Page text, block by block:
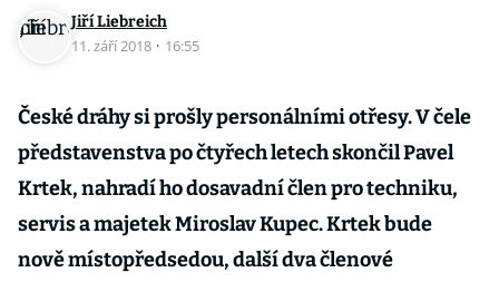
Jiří Liebreich
11. září 2018 · 16:55
České dráhy si prošly personálními otřesy. V čele
představenstva po čtyřech letech skončil Pavel
Krtek, nahradí ho dosavadní člen pro techniku,
servis a majetek Miroslav Kupec. Krtek bude
nově místopředsedou, další dva členové